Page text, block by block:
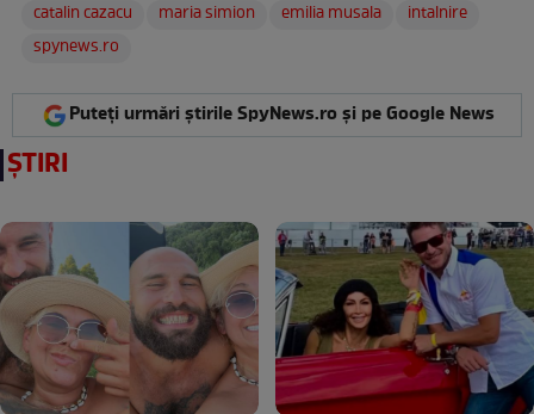
catalin cazacu
maria simion emilia musala
intalnire
spynews.ro
Puteți urmări știrile SpyNews.ro și pe Google News
ȘTIRI